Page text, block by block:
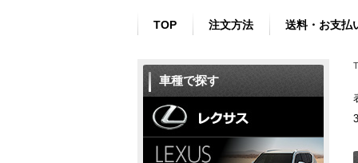
TOP 注文方法 送料・お支払
車種で探す